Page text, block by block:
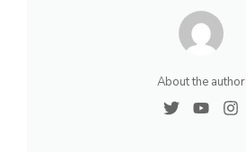
About the author